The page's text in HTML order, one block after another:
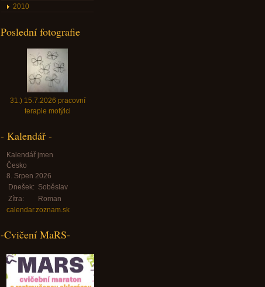
2010
Poslední fotografie
31.) 15.7.2026 pracovní
terapie motýlci
- Kalendář -
Kalendář jmen
Česko
8. Srpen 2026
Dnešek: Soběslav
Zítra:
Roman
calendar.zoznam.sk
-Cvičení MaRS-